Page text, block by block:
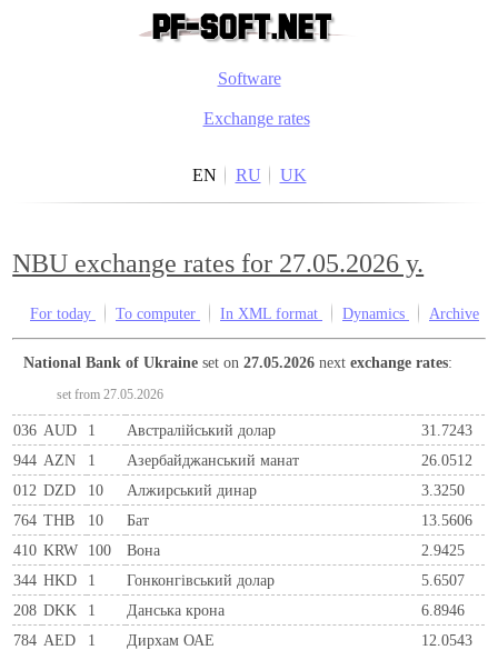
Software
Exchange rates
EN RU UK
NBU exchange rates for 27.05.2026 y.
For today To computer In XML format Dynamics Archive
National Bank of Ukraine set on27.05.2026 nextexchange rates:
set from 27.05.2026
036 AUD 1 Австралійський долар
31.7243
944 AZN 1 Азербайджанський манат
26.0512
012 DZD 10 Алжирський динар
3.3250
764 THB 10 Бат
13.5606
410 KRW 100 Вона
2.9425
344 HKD 1 Гонконгівський долар
5.6507
208 DKK 1 Данська крона
6.8946
784 AED 1 Дирхам ОАЕ
12.0543